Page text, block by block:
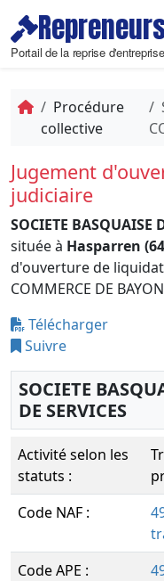
Portail de la reprise
Procédure
collective
Jugement
judiciaire
SOCIETE BASQUAISE
située à Hasparren
d'ouverture de
COMMERCE DE
Télécharger
Suivre
SOCIETE
DE SERVICES
Activité selon les
statuts :
Code NAF :
Code APE :